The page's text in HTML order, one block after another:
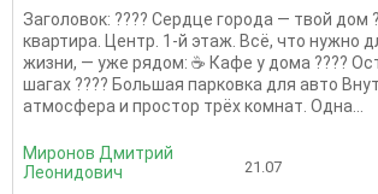
Заголовок: ???? Сердце города — твой дом
квартира. Центр. 1-й этаж. Всё, что нужно
жизни, — уже рядом: ☕ Кафе у дома ????
шагах ????️ Большая парковка для авто
атмосфера и простор трёх комнат. Одна...
Миронов Дмитрий
Леонидович
21.07